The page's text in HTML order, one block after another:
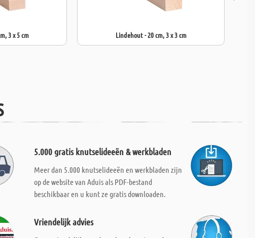
3 x 5 cm Lindehout - 20 cm, 3 x 3 cm
5.000 gratis knutselideeën & werkbladen
Meer dan 5.000 knutselideeën en werkbladen zijn
op de website van Aduis als PDF-bestand
beschikbaar en u kunt ze gratis downloaden.
Vriendelijk advies